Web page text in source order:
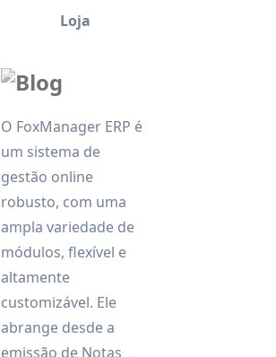
O FoxManager ERP é
um sistema de
gestão online
robusto, com uma
ampla variedade de
módulos, flexível e
altamente
customizável. Ele
abrange desde a
emissão de Notas
Loja